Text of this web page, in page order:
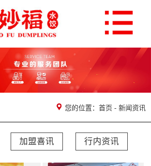
您的位置： 首页 - 新闻资讯
加盟喜讯 行内资讯